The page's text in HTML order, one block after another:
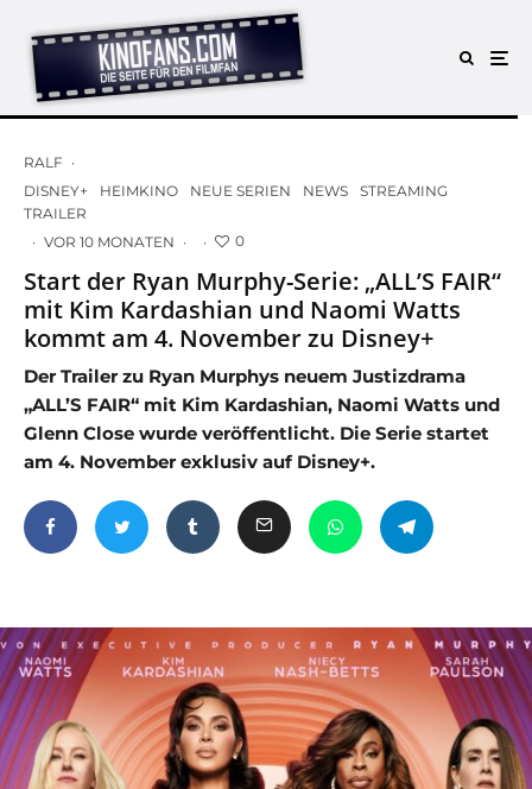
RALF ·
DISNEY+
HEIMKINO NEUE SERIEN NEWS
STREAMING
TRAILER
· VOR 10 MONATEN · · 0
Start der Ryan Murphy-Serie: „ALL’S FAIR“
mit Kim Kardashian und Naomi Watts
kommt am 4. November zu Disney+
Der Trailer zu Ryan Murphys neuem Justizdrama
„ALL’S FAIR“ mit Kim Kardashian, Naomi Watts und
Glenn Close wurde veröffentlicht. Die Serie startet
am 4. November exklusiv auf Disney+.